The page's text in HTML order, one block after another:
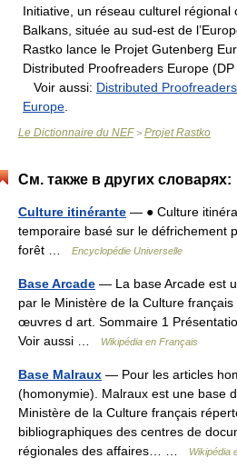
Initiative, un réseau culturel régional
Balkans, située au sud-est de
Rastko lance le Projet Gutenberg
Distributed Proofreaders Europe (DP
Voir aussi: Distributed
Europe
Le Dictionnaire du NEF> Projet Rastko
См. также в других словарях:
Culture itinérante — ● Culture
temporaire basé sur le défrichement
forêt …
Encyclopédie Universelle
Base Arcade — La base Arcade est
par le Ministère de la Culture
œuvres d art. Sommaire 1
Voir aussi …
Wikipédia en Français
Base Malraux — Pour les articles
(homonymie). Malraux est une base
Ministère de la Culture français
bibliographiques des centres de
régionales des affaires… …
Wikipédia